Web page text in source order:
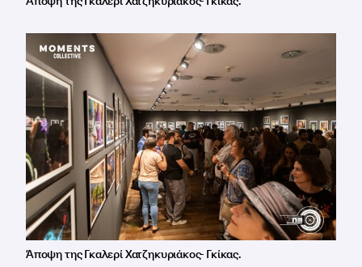
Άποψη της Γκαλερί Χατζηκυριάκος- Γκίκας.